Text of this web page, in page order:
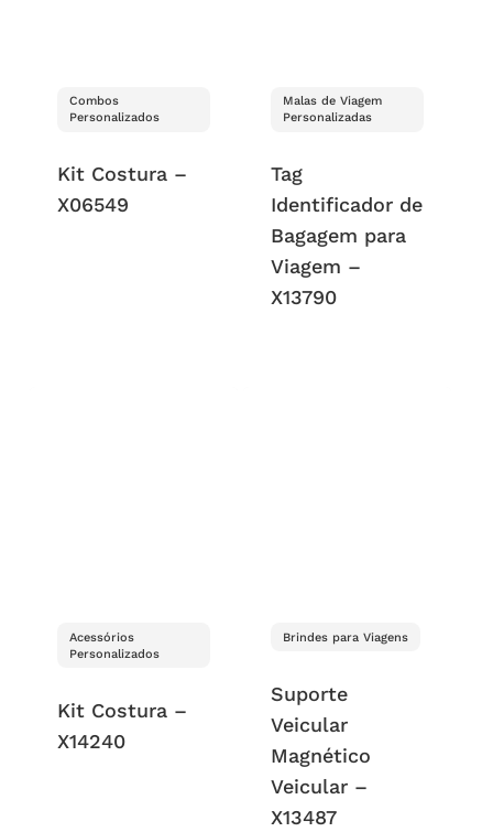
Combos
Personalizados
Kit Costura –
X06549
Malas de Viagem
Personalizadas
Tag
Identificador de
Bagagem para
Viagem –
X13790
Acessórios
Personalizados
Kit Costura –
X14240
Brindes para Viagens
Suporte
Veicular
Magnético
Veicular –
X13487